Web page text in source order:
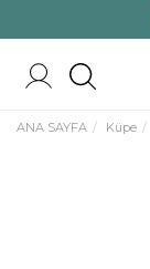
ANA SAYFA Küpe